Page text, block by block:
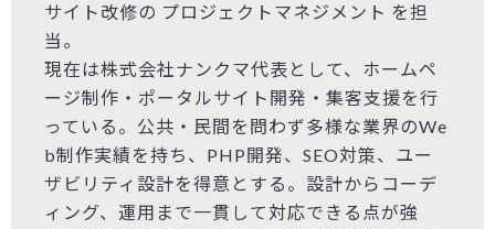
サイト改修の プロジェクトマネジメント を担
当。
現在は株式会社ナンクマ代表として、ホームペ
ージ制作・ポータルサイト開発・集客支援を行
っている。公共・民間を問わず多様な業界のWe
b制作実績を持ち、PHP開発、SEO対策、ユー
ザビリティ設計を得意とする。設計からコーデ
ィング、運用まで一貫して対応できる点が強